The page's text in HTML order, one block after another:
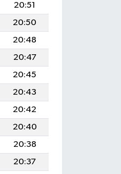
20:51
20:50
20:48
20:47
20:45
20:43
20:42
20:40
20:38
20:37